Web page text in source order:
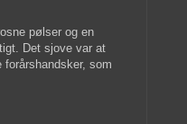
pølser og en
Det sjove var at
som